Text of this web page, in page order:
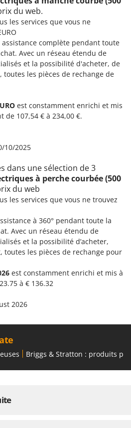
du web.
les services que vous ne
assistance complète pendant toute
Avec un réseau étendu de
et la possibilité d'acheter, de
les pièces de rechange de
est constamment enrichi et mis
de 107,54 € à 234,00 €.
10/2025
dans une sélection de 3
à perche courbée (500
du web
les services que vous ne trouvez
à 360° pendant toute la
Avec un réseau étendu de
et la possibilité d’acheter,
les pièces de rechange pour
est constamment enrichi et mis à
à € 136.32
2026
Briggs & Stratton : produits